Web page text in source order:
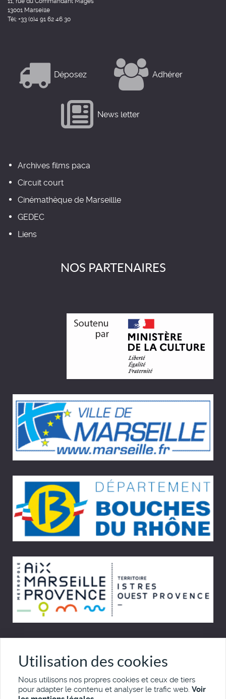
13001 Marseille
Tél: +33 (0)4 91 62 46 30
Déposez Adhérer
News letter
Archives films paca
Circuit court
Cinémathèque de Marseillle
GEDEC
Liens
NOS PARTENAIRES
© Cinémémoire.net 1997 - 2026
Site développé par Pierre Goulaouic
Mentions légales Nous contacter
Utilisation des cookies
Nous utilisons nos propres cookies et ceux de tiers
pour adapter le contenu et analyser le trafic web. Voir